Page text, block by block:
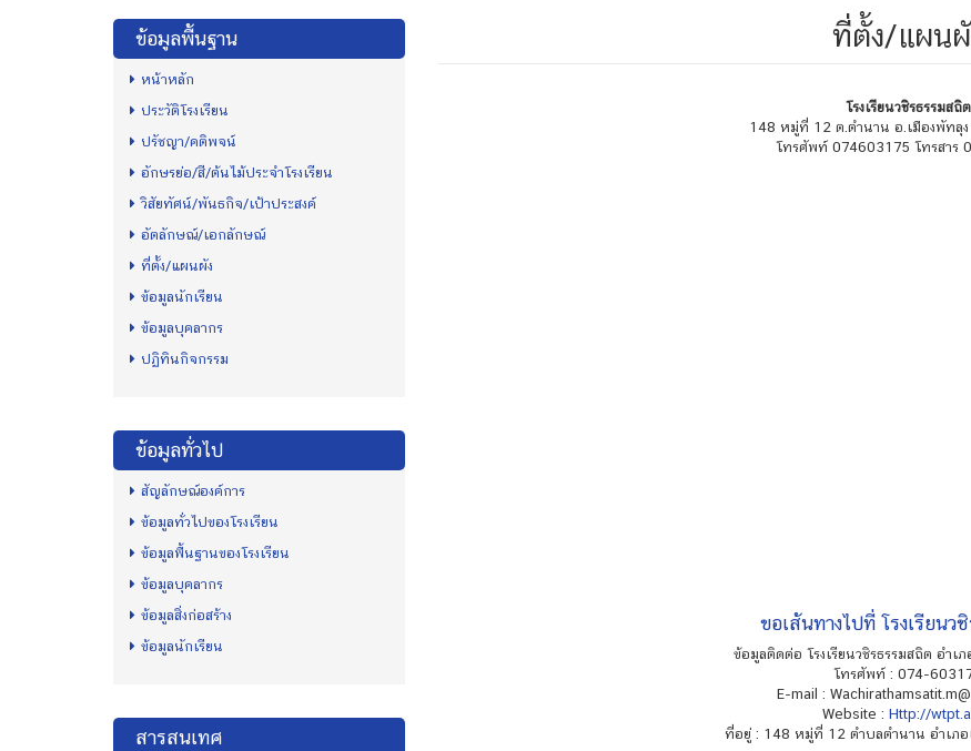
ข้อมูลพื้นฐาน
หน้าหลัก
ประวัติโรงเรียน
ปรัชญา/คติพจน์
อักษรย่อ/สี/ต้นไม้ประจำโรงเรียน
วิสัยทัศน์/พันธกิจ/เป้าประสงค์
อัตลักษณ์/เอกลักษณ์
ที่ตั้ง/แผนผัง
ข้อมูลนักเรียน
ข้อมูลบุคลากร
ปฏิทินกิจกรรม
ข้อมูลทั่วไป
สัญลักษณ์องค์การ
ข้อมูลทั่วไปของโรงเรียน
ข้อมูลพื้นฐานของโรงเรียน
ข้อมูลบุคลากร
ข้อมูลสิ่งก่อสร้าง
ข้อมูลนักเรียน
สารสนเทศ
ที่ตั้ง/แผน
โรงเรียนวชิรธรรมสถิต
148 หมู่ที่ 12 ต.ตำนาน อ.เมืองพัทลุ
โทรศัพท์ 074603175 โทรสาร
ขอเส้นทางไปที่ โรงเรียนว
ข้อมูลติดต่อ โรงเรียนวชิรธรรมสถิต อำเ
โทรศัพท์ : 074-
E-mail :
Website : Http://
ที่อยู่ : 148 หมู่ที่ 12 ตำบลตำนาน อำเภอ